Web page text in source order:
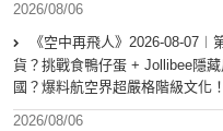
2026/08/06
《空中再飛人》2026-08-
貨？挑戰食鴨仔蛋 + Jollibee隱
國？爆料航空界超嚴格階級文化
2026/08/06